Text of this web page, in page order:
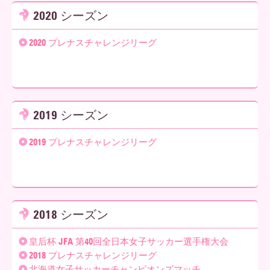
2020 シーズン
2020 プレナスチャレンジリーグ
2019 シーズン
2019 プレナスチャレンジリーグ
2018 シーズン
皇后杯 JFA 第40回全日本女子サッカー選手権大会
2018 プレナスチャレンジリーグ